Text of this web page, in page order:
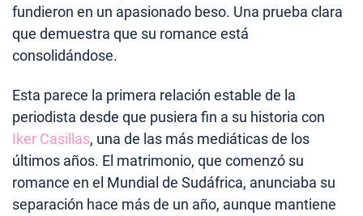
fundieron en un apasionado beso. Una prueba clara
que demuestra que su romance está
consolidándose.
Esta parece la primera relación estable de la
periodista desde que pusiera fin a su historia con
Iker Casillas, una de las más mediáticas de los
últimos años. El matrimonio, que comenzó su
romance en el Mundial de Sudáfrica, anunciaba su
separación hace más de un año, aunque mantiene